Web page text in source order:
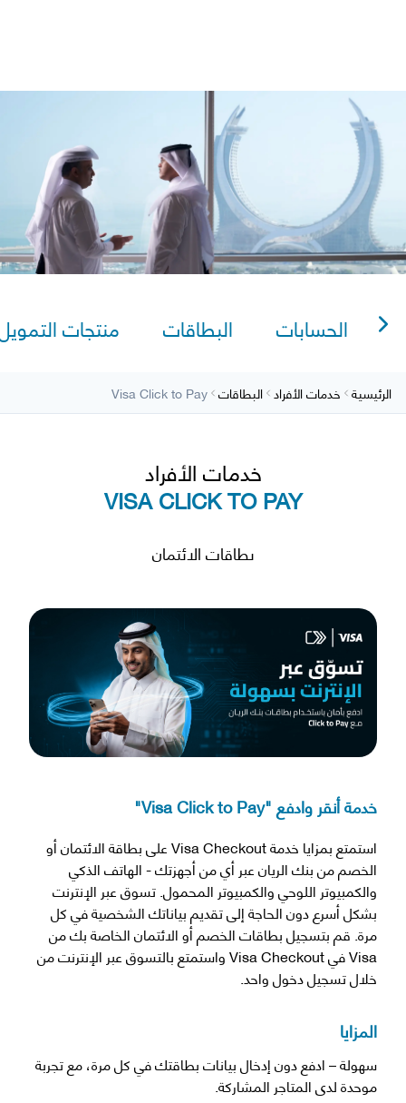
AlRayan CorpNet AlRayan GoSitemap
Visa Click to Pay
الحسابات البطاقات منتجات
الرئيسية خدمات الأفراد البطاقات Visa Click to Pay
خدمات الأفراد
VISA CLICK TO PAY
بطاقات الائتمان
خدمة أنقر وادفع "Visa Click to Pay"
استمتع بمزايا خدمة Visa Checkout على بطاقة الائتمان أو
الخصم من بنك الريان عبر أي من أجهزتك - الهاتف الذكي
والكمبيوتر اللوحي والكمبيوتر المحمول. تسوق عبر الإنترنت
بشكل أسرع دون الحاجة إلى تقديم بياناتك الشخصية في كل
مرة. قم بتسجيل بطاقات الخصم أو الائتمان الخاصة بك من
Visa في Visa Checkout واستمتع بالتسوق عبر الإنترنت من
خلال تسجيل دخول واحد.
المزايا
سهولة – ادفع دون إدخال بيانات بطاقتك في كل مرة، مع تجربة
موحدة لدى المتاجر المشاركة.